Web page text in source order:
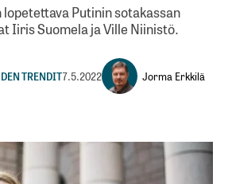
lopetettava Putinin sotakassan
Iiris Suomela ja Ville Niinistö.
TRENDIT7.5.2022
Jorma Erkkilä